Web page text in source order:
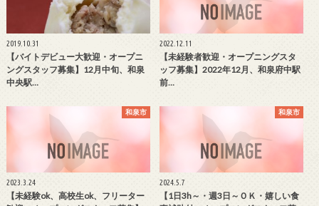
2019.10.31
【バイトデビュー大歓迎・オープニ
ングスタッフ募集】12月中旬、和泉
中央駅…
2022.12.11
【未経験者歓迎・オープニングスタ
ッフ募集】2022年12月、和泉府中駅
前…
和泉市
2023.3.24
【未経験ok、高校生ok、フリーター
和泉市
2024.5.7
【1日3h～・週3日～ＯＫ・嬉しい食